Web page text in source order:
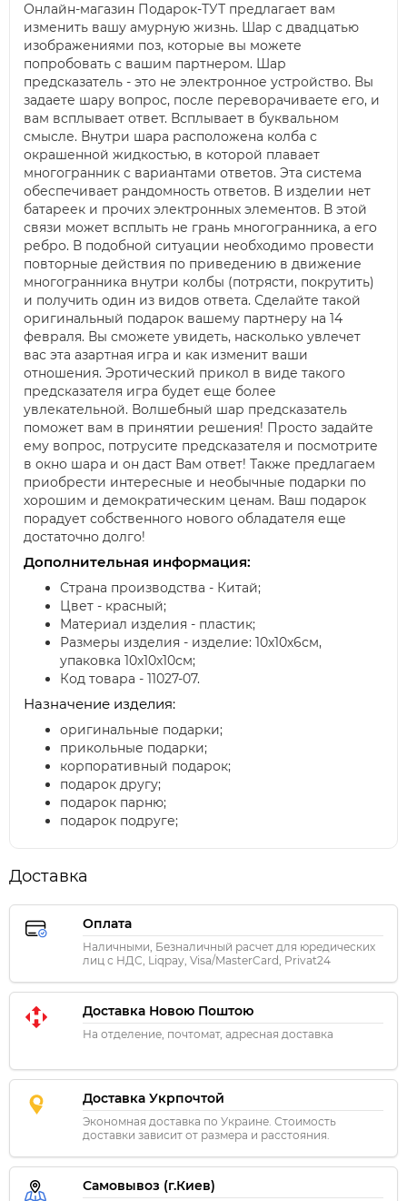
Онлайн-магазин Подарок-ТУТ предлагает вам
изменить вашу амурную жизнь. Шар с двадцатью
изображениями поз, которые вы можете
попробовать с вашим партнером. Шар
предсказатель - это не электронное устройство. Вы
задаете шару вопрос, после переворачиваете его, и
вам всплывает ответ. Всплывает в буквальном
смысле. Внутри шара расположена колба с
окрашенной жидкостью, в которой плавает
многогранник с вариантами ответов. Эта система
обеспечивает рандомность ответов. В изделии нет
батареек и прочих электронных элементов. В этой
связи может всплыть не грань многогранника, а его
ребро. В подобной ситуации необходимо провести
повторные действия по приведению в движение
многогранника внутри колбы (потрясти, покрутить)
и получить один из видов ответа. Сделайте такой
оригинальный подарок вашему партнеру на 14
февраля. Вы сможете увидеть, насколько увлечет
вас эта азартная игра и как изменит ваши
отношения. Эротический прикол в виде такого
предсказателя игра будет еще более
увлекательной. Волшебный шар предсказатель
поможет вам в принятии решения! Просто задайте
ему вопрос, потрусите предсказателя и посмотрите
в окно шара и он даст Вам ответ! Также предлагаем
приобрести интересные и необычные подарки по
хорошим и демократическим ценам. Ваш подарок
порадует собственного нового обладателя еще
достаточно долго!
Дополнительная информация:
Страна производства - Китай;
Цвет - красный;
Материал изделия - пластик;
Размеры изделия - изделие: 10х10х6см,
упаковка 10х10х10см;
Код товара - 11027-07.
Назначение изделия:
оригинальные подарки;
прикольные подарки;
корпоративный подарок;
подарок другу;
подарок парню;
подарок подруге;
Доставка
Оплата
Наличными, Безналичный расчет для юредических
лиц с НДС, Liqpay, Visa/MasterCard, Privat24
Доставка Новою Поштою
На отделение, почтомат, адресная доставка
Доставка Укрпочтой
Экономная доставка по Украине. Стоимость
доставки зависит от размера и расстояния.
Самовывоз (г.Киев)